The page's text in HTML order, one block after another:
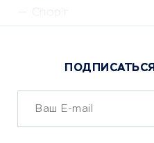
Сервисы доставки
ОБУЧЕНИЕ И РАБОТА